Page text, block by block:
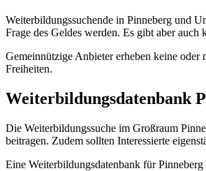
Weiterbildungssuchende in Pinneberg und
Frage des Geldes werden. Es gibt aber
Gemeinnützige Anbieter erheben keine oder
Freiheiten.
Weiterbildungsdatenbank
Die Weiterbildungssuche im Großraum
beitragen. Zudem sollten Interessierte
Eine Weiterbildungsdatenbank für